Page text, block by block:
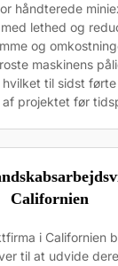
håndterede
lethed og
og
maskinens
til sidst
projektet før
Californien
i Californien
til at udvide